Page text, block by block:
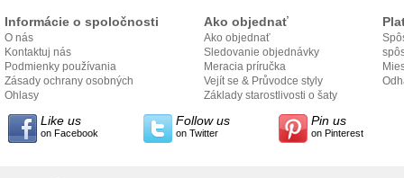
Informácie o spoločnosti
O nás
Kontaktuj nás
Podmienky používania
Zásady ochrany osobných
údajov
Ohlasy
Ako objednať
Ako objednať
Sledovanie objednávky
Meracia príručka
Vejít se & Průvodce styly
Základy starostlivosti o šaty
Like us
on Facebook
Follow us
on Twitter
Pin us
on Pinterest